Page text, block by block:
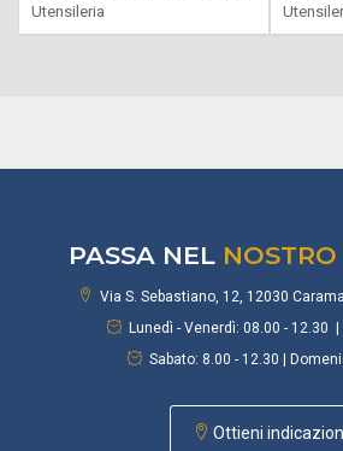
Utensileria
PASSA NEL
Via S. Sebastiano, 12, 12030
Lunedì - Venerdì: 08.00 - 12.30
Sabato: 8.00 - 12.30 |
Ottieni